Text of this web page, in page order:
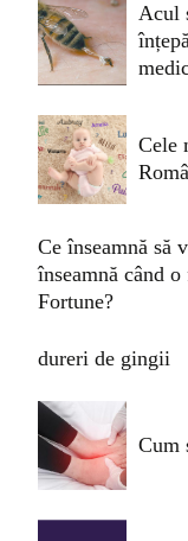
Acul
Cele
Ce înseamnă să
înseamnă când
Fortune?
dureri de gingii
Cum